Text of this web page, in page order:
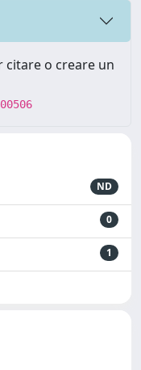
citare o creare un
ND
0
1